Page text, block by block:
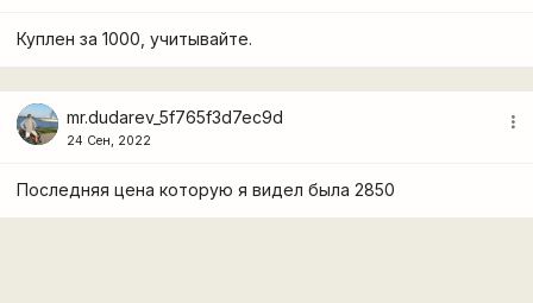
Куплен за 1000, учитывайте.
mr.dudarev_5f765f3d7ec9d
24 Сен, 2022
more_vert
Последняя цена которую я видел была 2850